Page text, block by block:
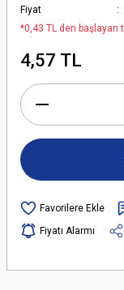
Fiyat
*0,43 TL den başlayan
4,57 TL
Fiyatı Alarmı